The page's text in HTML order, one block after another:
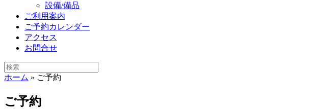
設備/備品
ご利用案内
ご予約カレンダー
アクセス
お問合せ
検
索
象:
ホーム » ご予約
ご予約